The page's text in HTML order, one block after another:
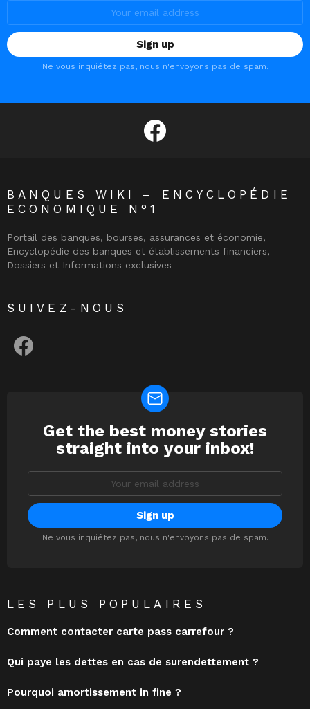
Ne vous inquiétez pas, nous n'envoyons pas de spam.
facebook
BANQUES WIKI – ENCYCLOPÉDIE
ECONOMIQUE N°1
Portail des banques, bourses, assurances et économie,
Encyclopédie des banques et établissements financiers,
Dossiers et Informations exclusives
SUIVEZ-NOUS
NEWSLETTER
Get the best money stories
straight into your inbox!
Ne vous inquiétez pas, nous n'envoyons pas de spam.
LES PLUS POPULAIRES
Comment contacter carte pass carrefour ?
Qui paye les dettes en cas de surendettement ?
Pourquoi amortissement in fine ?